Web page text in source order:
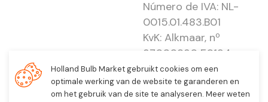
Número de IVA: NL-
0015.01.483.B01
KvK: Alkmaar, nº
37000830 E0194 -
EBO 505
Holland Bulb Market gebruikt cookies om een
optimale werking van de website te garanderen en
om het gebruik van de site te analyseren. Meer weten